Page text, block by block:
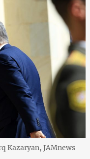
Kazaryan, JAMnews